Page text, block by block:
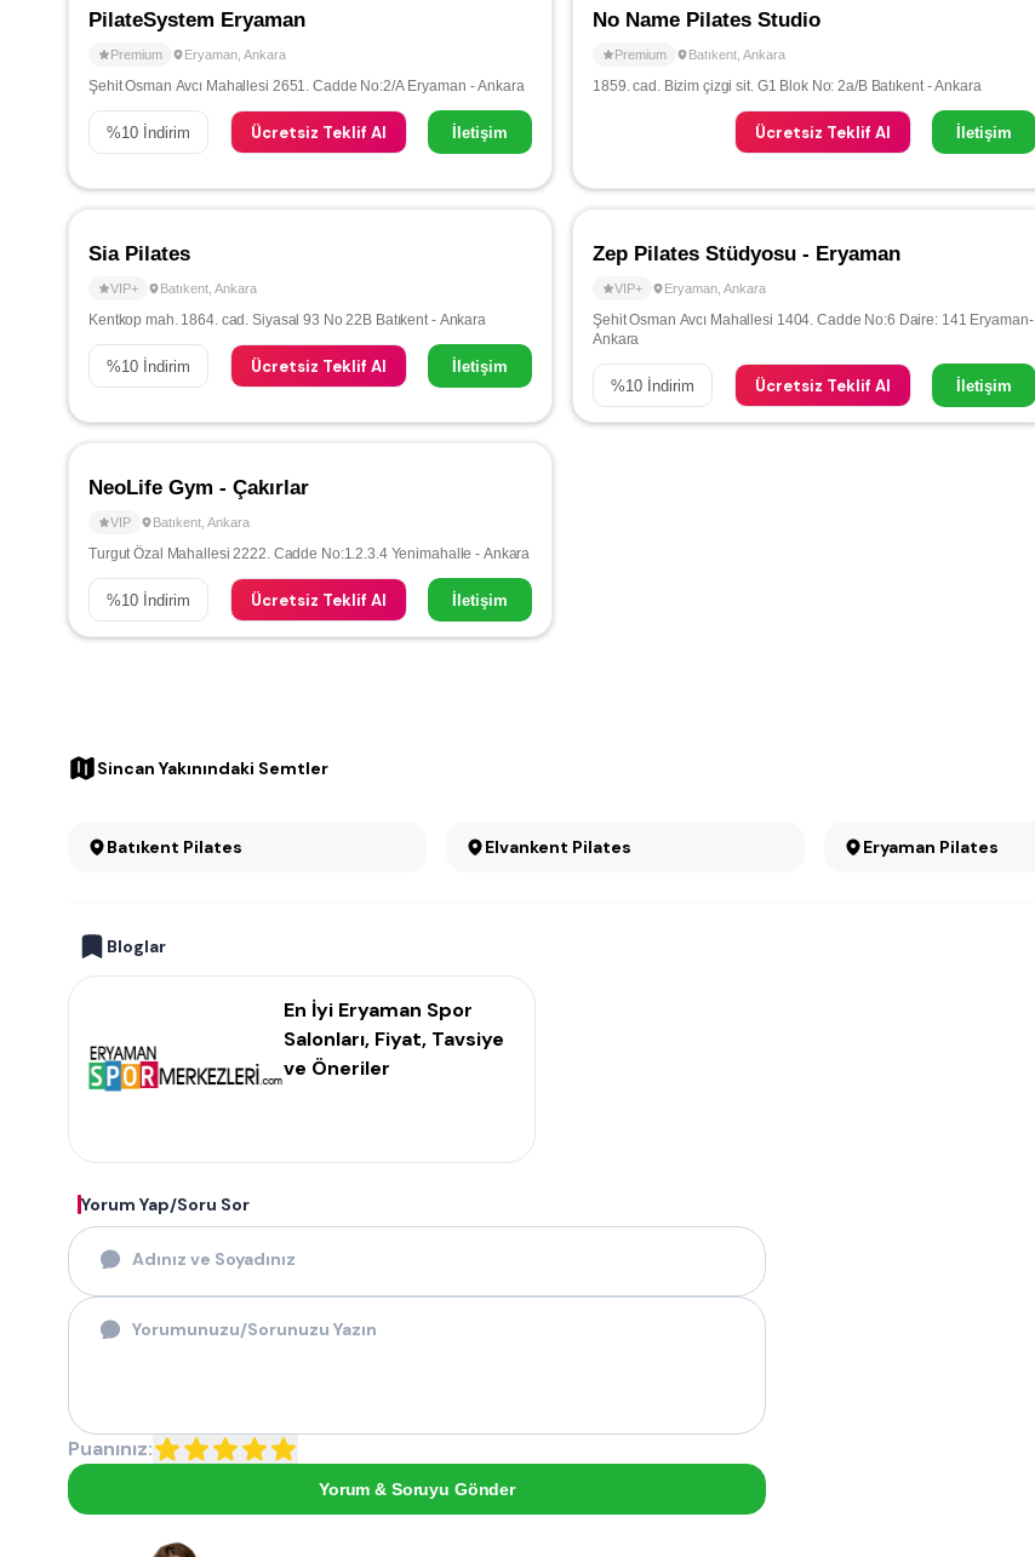
PilateSystem Eryaman
Premium Eryaman Ankara
Şehit Osman Avcı Mahallesi 2651. Cadde No:2/A Eryaman - Ankara
%10 İndirim Ücretsiz Teklif Al İletişim
No Name Pilates Studio
Premium Batıkent Ankara
1859. cad. Bizim çizgi sit. G1 Blok No: 2a/B Batıkent - Ankara
Ücretsiz Teklif Al İletişim
Sia Pilates
VIP+ Batıkent Ankara
Kentkop mah. 1864. cad. Siyasal 93 No 22B Batıkent - Ankara
%10 İndirim Ücretsiz Teklif Al İletişim
Zep Pilates Stüdyosu - Eryaman
VIP+ Eryaman Ankara
Şehit Osman Avcı Mahallesi 1404. Cadde No:6 Daire: 141 Eryaman-
Ankara
%10 İndirim Ücretsiz Teklif Al İletişim
NeoLife Gym - Çakırlar
VIP Batıkent Ankara
Turgut Özal Mahallesi 2222. Cadde No:1.2.3.4 Yenimahalle - Ankara
%10 İndirim Ücretsiz Teklif Al İletişim
Sincan Yakınındaki Semtler
Batıkent Pilates Elvankent Pilates Eryaman Pilates
Bloglar
En İyi Eryaman Spor
Salonları, Fiyat, Tavsiye
ve Öneriler
Yorum Yap/Soru Sor
Puanınız:
Yorum & Soruyu Gönder